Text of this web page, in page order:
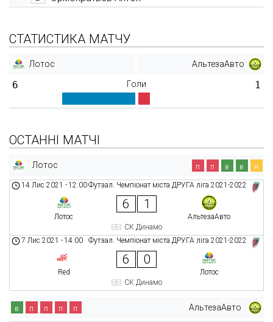
СТАТИСТИКА МАТЧУ
Лотос АльтезаАвто
6 Голи 1
ОСТАННІ МАТЧІ
Лотос п п в в н
Футзал. Чемпіонат міста ДРУГА ліга 2021-2022
14 Лис 2021 -12:00
Лотос
6 1
АльтезаАвто
СК Динамо
Футзал. Чемпіонат міста ДРУГА ліга 2021-2022
7 Лис 2021 -14:00
Red
6 0
Лотос
СК Динамо
АльтезаАвто
в п п п п